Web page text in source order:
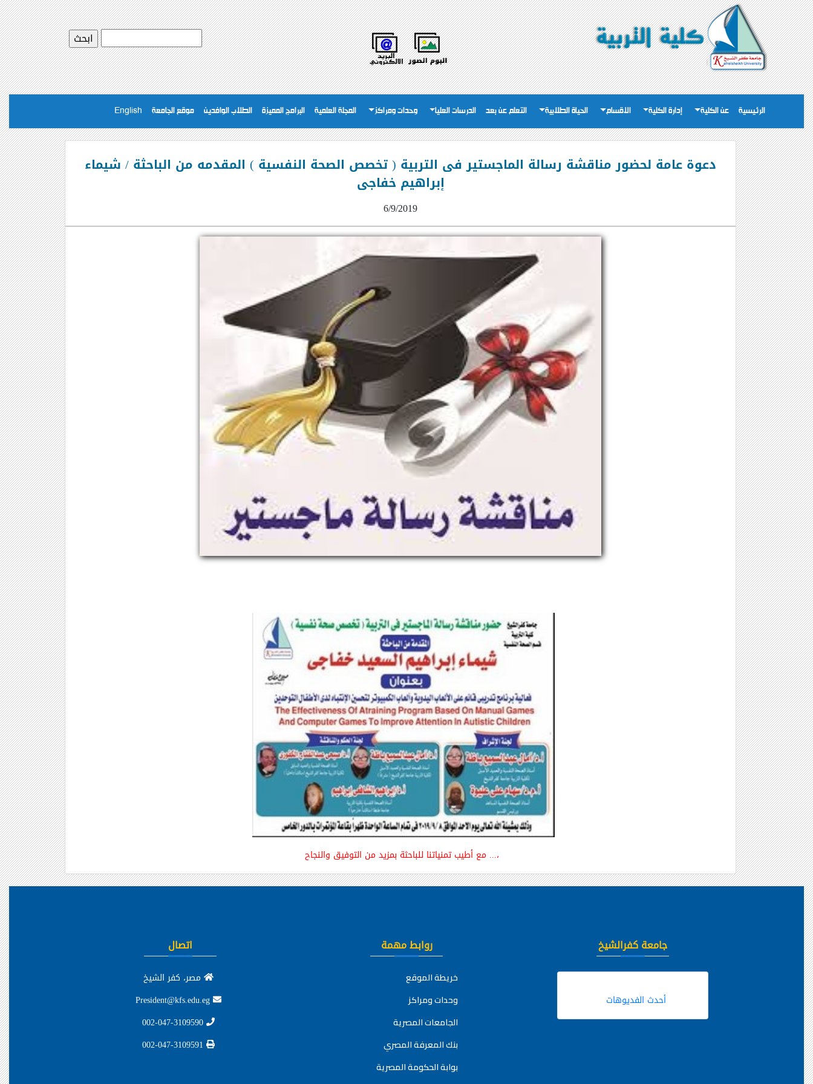
الرئيسية عن الكلية إدارة الكلية الاقسام الحياة الطلابية التعلم عن بعد الدرسات العليا وحدات ومراكز المجلة العلمية البرامج المميزة الطلاب الوافدين موقع الجامعة English
دعوة عامة لحضور مناقشة رسالة الماجستير فى التربية ( تخصص الصحة النفسية ) المقدمه من الباحثة / شيماء
إبراهيم خفاجى
6/9/2019
مع أطيب تمنياتنا للباحثة بمزيد من التوفيق والنجاح ...،
جامعة كفرالشيخ
أحدث الفديوهات
روابط مهمة
خريطة الموقع
وحدات ومراكز
الجامعات المصرية
بنك المعرفة المصري
بوابة الحكومة المصرية
اتصال
مصر، كفر الشيخ